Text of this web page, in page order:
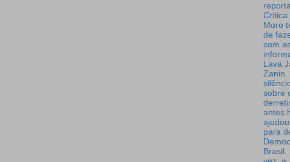
Critica
Moro
de
com
Lava
Zanin.
sobre
antes
para
Brasil.